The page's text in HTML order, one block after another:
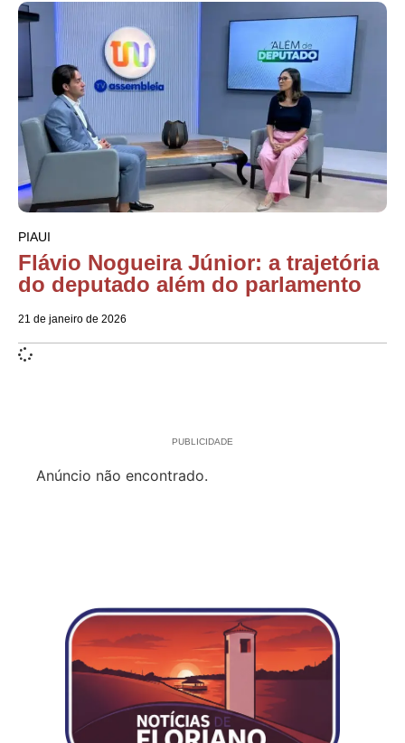
PIAUI
Flávio Nogueira Júnior: a trajetória
do deputado além do parlamento
21 de janeiro de 2026
PUBLICIDADE
Anúncio não encontrado.